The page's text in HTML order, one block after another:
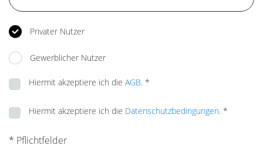
Privater Nutzer
Gewerblicher Nutzer
Hiermit akzeptiere ich die AGB. *
Hiermit akzeptiere ich die Datenschutzbedingungen. *
* Pflichtfelder